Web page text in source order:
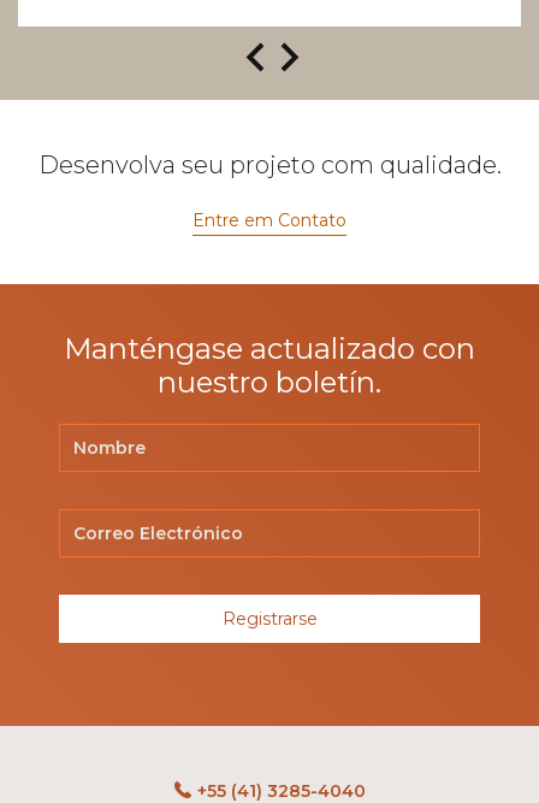
Desenvolva seu projeto com qualidade.
Entre em Contato
Manténgase actualizado con
nuestro boletín.
Registrarse
+55 (41) 3285-4040